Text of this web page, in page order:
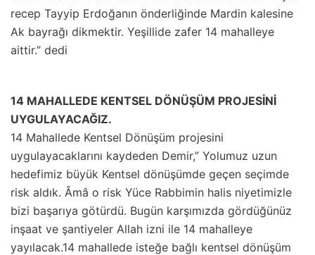
recep Tayyip Erdoğanın önderliğinde Mardin kalesine
Ak bayrağı dikmektir. Yeşillide zafer 14 mahalleye
aittir.” dedi
14 MAHALLEDE KENTSEL DÖNÜŞÜM PROJESİNİ
UYGULAYACAĞIZ.
14 Mahallede Kentsel Dönüşüm projesini
uygulayacaklarını kaydeden Demir,” Yolumuz uzun
hedefimiz büyük Kentsel dönüşümde geçen seçimde
risk aldık. Âmâ o risk Yüce Rabbimin halis niyetimizle
bizi başarıya götürdü. Bugün karşımızda gördüğünüz
inşaat ve şantiyeler Allah izni ile 14 mahalleye
yayılacak.14 mahallede isteğe bağlı kentsel dönüşüm